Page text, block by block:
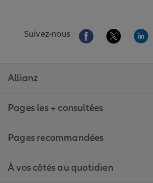
Suivez-nous Aller sur la page
Aller sur la
Allianz
Pages les + consultées
Pages recommandées
À vos côtés au quotidien